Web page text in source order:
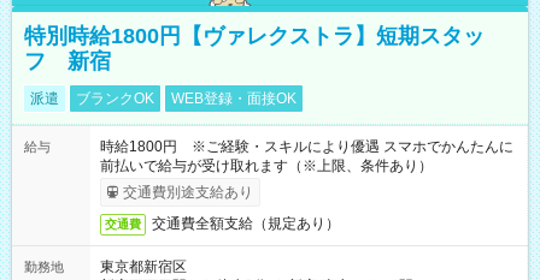
特別時給1800円【ヴァレクストラ】短期スタッ
フ 新宿
派遣 ブランクOK WEB登録・面接OK
給与
時給1800円 ※ご経験・スキルにより優遇 スマホでかんたんに
前払いで給与が受け取れます（※上限、条件あり）
交通費別途支給あり
交通費 交通費全額支給（規定あり）
勤務地
東京都新宿区